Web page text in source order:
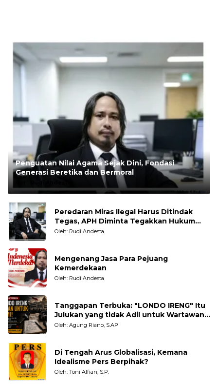
Penguatan Nilai Agama Sejak Dini, Fondasi
Generasi Beretika dan Bermoral
Rudi Andesta
Peredaran Miras Ilegal Harus Ditindak
Tegas, APH Diminta Tegakkan Hukum
Tanpa Pandang Bulu
Oleh: Rudi Andesta
Mengenang Jasa Para Pejuang
Kemerdekaan
Oleh: Rudi Andesta
Tanggapan Terbuka: "LONDO IRENG" Itu
Julukan yang tidak Adil untuk Wartawan,
Pengamat dan LSM
Oleh: Agung Riano, S.AP
Di Tengah Arus Globalisasi, Kemana
Idealisme Pers Berpihak?
Oleh: Toni Alfian, S.P.